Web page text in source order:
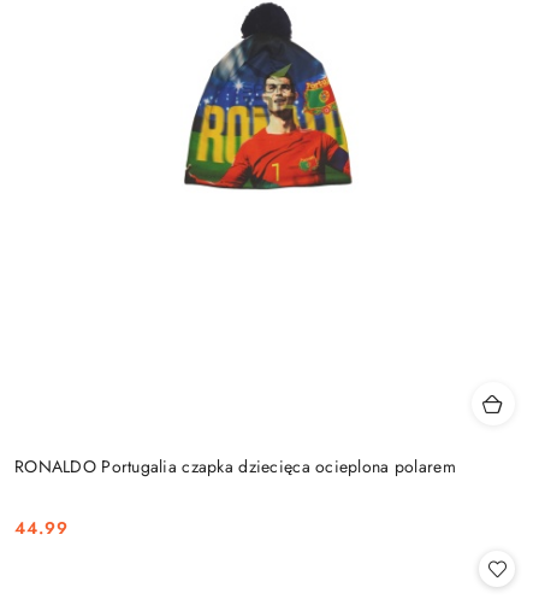
RONALDO Portugalia czapka dziecięca ocieplona polarem
Cena:
44.99